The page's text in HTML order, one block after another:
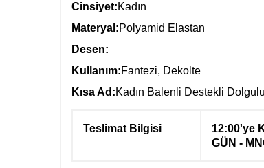
Cinsiyet:Kadın
Materyal:Polyamid Elastan
Desen:
Kullanım:Fantezi, Dekolte
Kısa Ad:Kadın Balenli Destekli
Teslimat Bilgisi
12:00'ye
GÜN -